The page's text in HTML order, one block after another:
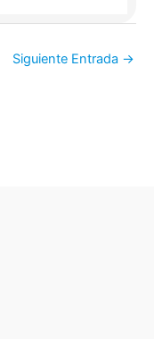
Siguiente Entrada →